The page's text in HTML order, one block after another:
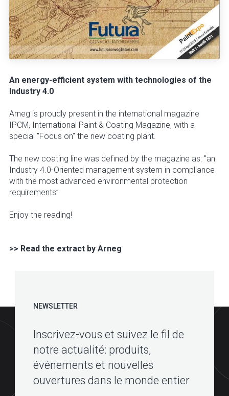
An energy-efficient system with technologies of the
Industry 4.0
Arneg is proudly present in the international magazine
IPCM, International Paint & Coating Magazine, with a
special "Focus on" the new coating plant.
The new coating line was defined by the magazine as: "an
Industry 4.0-Oriented management system in compliance
with the most advanced environmental protection
requirements”
Enjoy the reading!
>> Read the extract by Arneg
NEWSLETTER
Inscrivez-vous et suivez le fil de
notre actualité: produits,
événements et nouvelles
ouvertures dans le monde entier